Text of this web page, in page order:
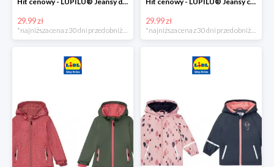
29.99 zł 29.99 zł